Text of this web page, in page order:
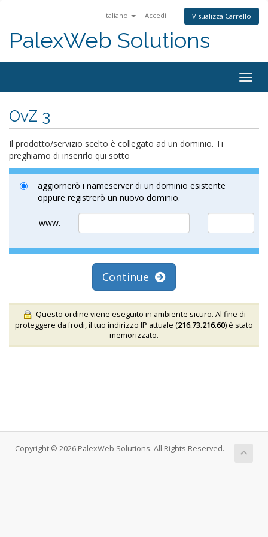
Italiano Accedi Visualizza Carrello
PalexWeb Solutions
OvZ 3
Il prodotto/servizio scelto è collegato ad un dominio. Ti
preghiamo di inserirlo qui sotto
aggiornerò i nameserver di un dominio esistente
oppure registrerò un nuovo dominio.
www.
Continue
Questo ordine viene eseguito in ambiente sicuro. Al fine di
proteggere da frodi, il tuo indirizzo IP attuale (216.73.216.60) è stato
memorizzato.
Copyright © 2026 PalexWeb Solutions. All Rights Reserved.